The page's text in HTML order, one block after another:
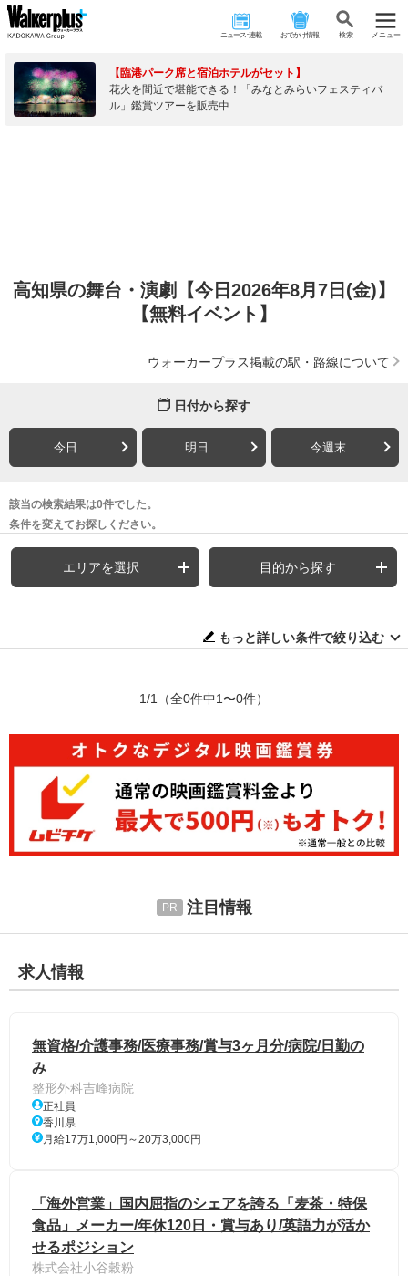
ニュース･連載 おでかけ情報 検 索 メニュー
【臨港パーク席と宿泊ホテルがセット】
花火を間近で堪能できる！「みなとみらいフェスティバ
ル」鑑賞ツアーを販売中
高知県の舞台・演劇【今日2026年8月7日(金)】
【無料イベント】
ウォーカープラス掲載の駅・路線について
日付から探す
今日 明日 今週末
該当の検索結果は0件でした。
条件を変えてお探しください。
エリアを選択 目的から探す
もっと詳しい条件で絞り込む
1/1 （全0件中1〜0件）
注目情報
求人情報
無資格/介護事務/医療事務/賞与3ヶ月分/病院/日勤の
み
整形外科吉峰病院
正社員
香川県
月給17万1,000円～20万3,000円
「海外営業」国内屈指のシェアを誇る「麦茶・特保
食品」メーカー/年休120日・賞与あり/英語力が活か
せるポジション
株式会社小谷穀粉